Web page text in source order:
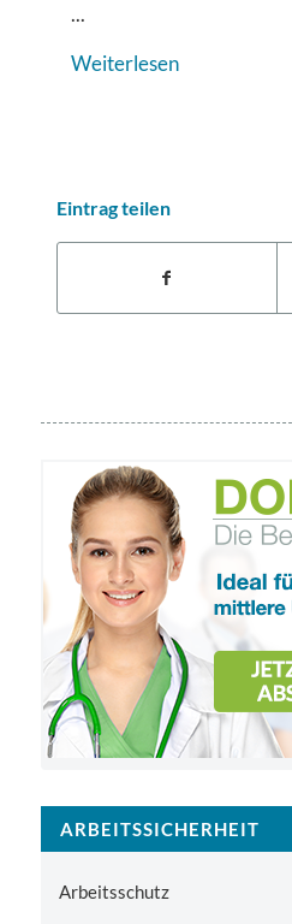
...
Weiterlesen
Eintrag teilen
ARBEITSSICHERHEIT
Arbeitsschutz